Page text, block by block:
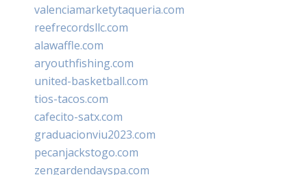
valenciamarketytaqueria.com
reefrecordsllc.com
alawaffle.com
aryouthfishing.com
united-basketball.com
tios-tacos.com
cafecito-satx.com
graduacionviu2023.com
pecanjackstogo.com
zengardendayspa.com